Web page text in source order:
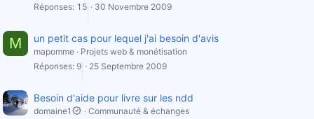
Réponses 15 30 Novembre 2009
M un petit cas pour lequel j'ai besoin d'avis
mapomme
Projets web & monétisation
Réponses 9 25 Septembre 2009
Besoin d'aide pour livre sur les ndd
domaine1
Communauté & échanges